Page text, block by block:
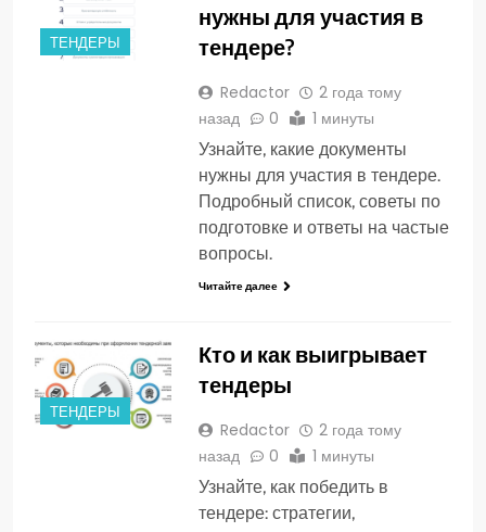
ТЕНДЕРЫ
нужны для участия в
тендере?
Redactor
2 года тому
назад
0 1 минуты
Узнайте, какие документы
нужны для участия в тендере.
Подробный список, советы по
подготовке и ответы на частые
вопросы.
Читайте далее
ТЕНДЕРЫ
Кто и как выигрывает
тендеры
Redactor
2 года тому
назад
0 1 минуты
Узнайте, как победить в
тендере: стратегии,